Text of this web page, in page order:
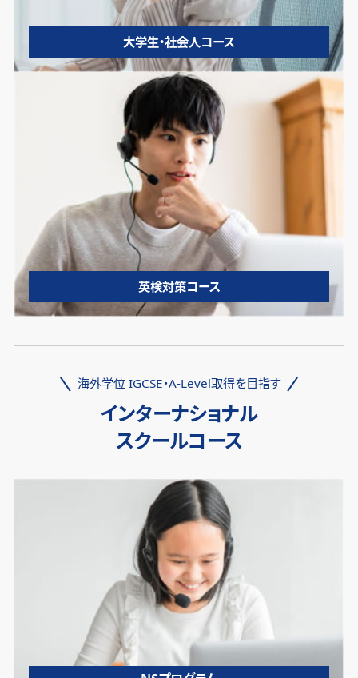
大学生・社会人コース
英検対策コース
海外学位 IGCSE・A-Level取得を目指す
インターナショナル
スクールコース